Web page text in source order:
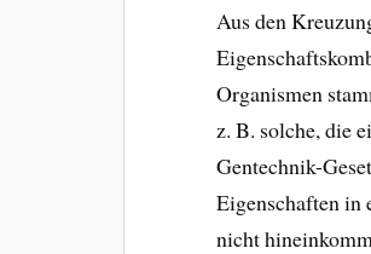
Aus den
Organismen
z. B. solche, die
Gentechnik-
Eigenschaften in
nicht